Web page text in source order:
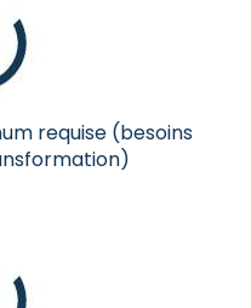
requise (besoins